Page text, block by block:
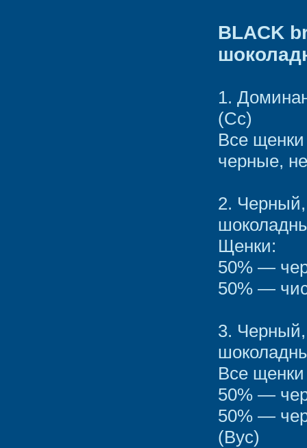
BLACK
1.
(Сс)
Все
черные,
2.
Щенки:
50% —
50% —
3.
Все
50% —
50% —
(Вус)